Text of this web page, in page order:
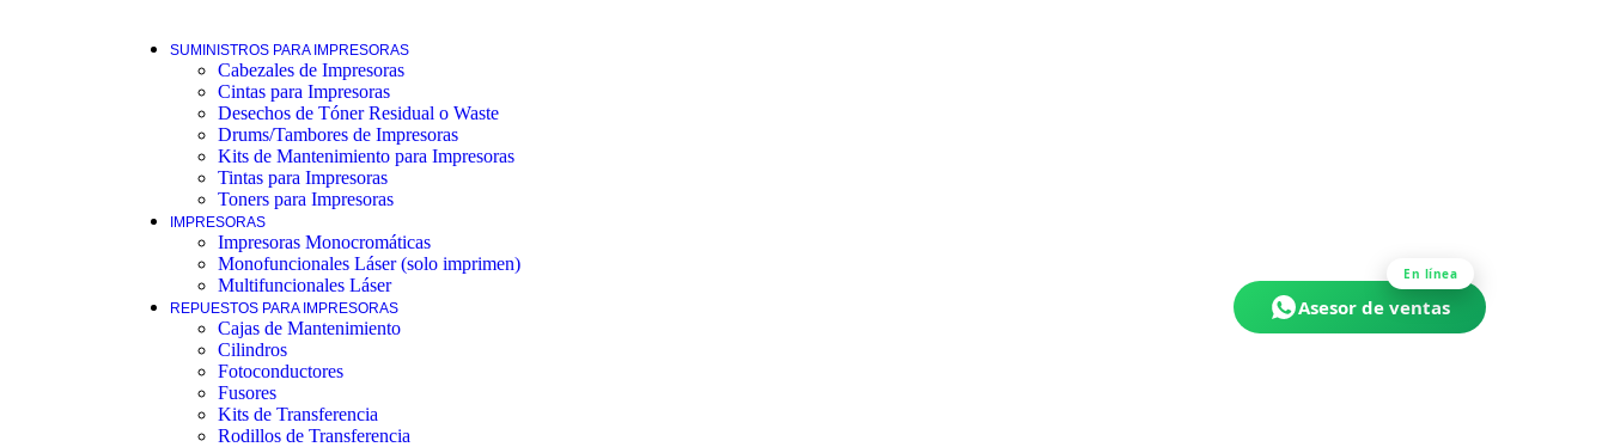
SUMINISTROS PARA IMPRESORAS
Cabezales de Impresoras
Cintas para Impresoras
Desechos de Tóner Residual o Waste
Drums/Tambores de Impresoras
Kits de Mantenimiento para Impresoras
Tintas para Impresoras
Toners para Impresoras
IMPRESORAS
Impresoras Monocromáticas
Monofuncionales Láser (solo imprimen)
Multifuncionales Láser
REPUESTOS PARA IMPRESORAS
Cajas de Mantenimiento
Cilindros
Fotoconductores
Fusores
Kits de Transferencia
Rodillos de Transferencia
En línea
Asesor de ventas